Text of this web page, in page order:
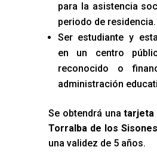
para la asistencia
periodo de residencia.
Ser estudiante y
en un centro
reconocido o
administración
Se obtendrá unatarjeta
Torralba de los Sisones
una validez de 5 años.